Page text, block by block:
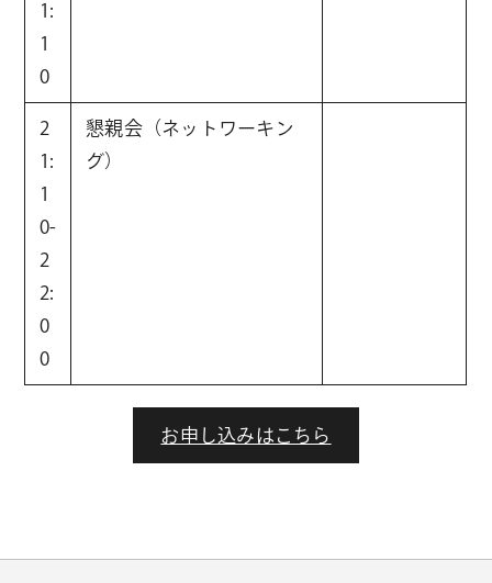
1:
1
0
2
1:
1
0-
2
2:
0
0
懇親会（ネットワーキン
グ）
お申し込みはこちら